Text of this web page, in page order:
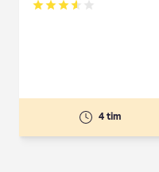
Betyg: 3.56 av 5
4 tim